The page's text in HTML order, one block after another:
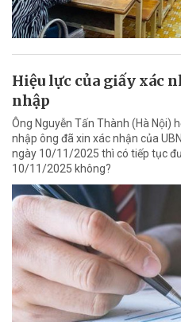
Hiệu lực của giấy xác
nhập
Ông Nguyễn Tấn Thành (Hà Nội)
nhập ông đã xin xác nhận của
ngày 10/11/2025 thì có tiếp tục
10/11/2025 không?